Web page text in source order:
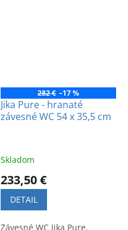
282 € –17 %
Jika Pure - hranaté
závesné WC 54 x 35,5 cm
Skladom
233,50 €
DETAIL
Závesné WC Jika Pure,